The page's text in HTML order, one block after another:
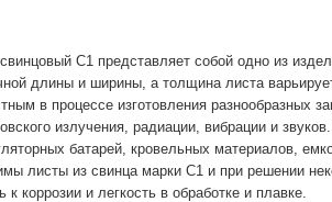
С1 представляет собой одно из
длины и ширины, а толщина листа
в процессе изготовления разнообразных
излучения, радиации, вибрации и
батарей, кровельных материалов,
листы из свинца марки С1 и при решении
к коррозии и легкость в обработке и плавке.